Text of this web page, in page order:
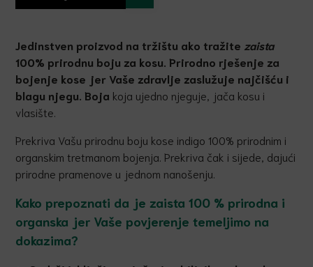
Jedinstven proizvod na tržištu ako tražite zaista
100% prirodnu boju za kosu. Prirodno rješenje za
bojenje kose jer Vaše zdravlje zaslužuje najčišću i
blagu njegu. Boja koja ujedno njeguje, jača kosu i
vlasište.
Prekriva Vašu prirodnu boju kose indigo 100% prirodnim i
organskim tretmanom bojenja. Prekriva čak i sijede, dajući
prirodne pramenove u jednom nanošenju.
Kako prepoznati da je zaista 100 % prirodna i
organska jer Vaše povjerenje temeljimo na
dokazima?